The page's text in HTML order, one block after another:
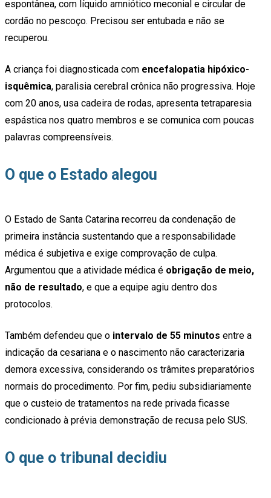
espontânea, com líquido amniótico meconial e circular de
cordão no pescoço. Precisou ser entubada e não se
recuperou.
A criança foi diagnosticada com encefalopatia hipóxico-
isquêmica, paralisia cerebral crônica não progressiva. Hoje
com 20 anos, usa cadeira de rodas, apresenta tetraparesia
espástica nos quatro membros e se comunica com poucas
palavras compreensíveis.
O que o Estado alegou
O Estado de Santa Catarina recorreu da condenação de
primeira instância sustentando que a responsabilidade
médica é subjetiva e exige comprovação de culpa.
Argumentou que a atividade médica é obrigação de meio,
não de resultado, e que a equipe agiu dentro dos
protocolos.
Também defendeu que o intervalo de 55 minutos entre a
indicação da cesariana e o nascimento não caracterizaria
demora excessiva, considerando os trâmites preparatórios
normais do procedimento. Por fim, pediu subsidiariamente
que o custeio de tratamentos na rede privada ficasse
condicionado à prévia demonstração de recusa pelo SUS.
O que o tribunal decidiu